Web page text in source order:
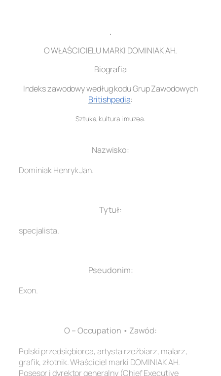
.
O WŁAŚCICIELU MARKI DOMINIAK AH.
Biografia
Indeks zawodowy według kodu Grup Zawodowych
Britishpedia:
Sztuka, kultura i muzea.
Nazwisko:
Dominiak Henryk Jan.
Tytuł:
specjalista.
Pseudonim:
Exon.
O – Occupation • Zawód:
Polski przedsiębiorca, artysta rzeźbiarz, malarz,
grafik, złotnik. Właściciel marki DOMINIAK AH.
Posesor i dyrektor generalny (Chief Executive